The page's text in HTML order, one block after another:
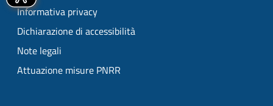
Informativa privacy
Dichiarazione di accessibilità
Note legali
Attuazione misure PNRR